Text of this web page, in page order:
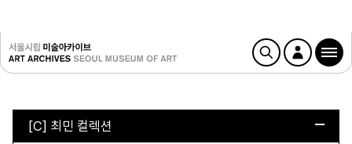
[C] 최민 컬렉션